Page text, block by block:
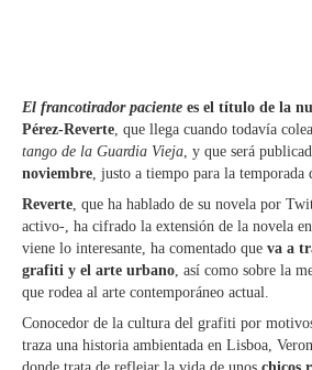
El francotirador paciente es el título de la
Pérez-Reverte, que llega cuando todavía
tango de la Guardia Vieja, y que será
noviembre, justo a tiempo para la temporada
Reverte, que ha hablado de su novela por
activo-, ha cifrado la extensión de la novela
viene lo interesante, ha comentado que va a
grafiti y el arte urbano, así como sobre la
que rodea al arte contemporáneo actual.
Conocedor de la cultura del grafiti por
traza una historia ambientada en Lisboa,